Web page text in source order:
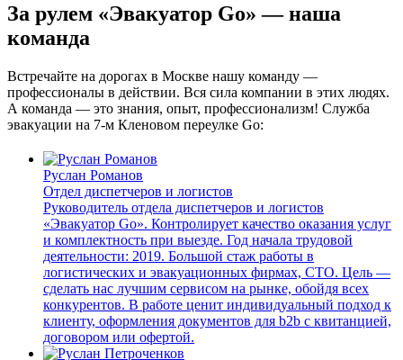
За рулем «Эвакуатор Go» — наша
команда
Встречайте на дорогах в Москве нашу команду —
профессионалы в действии. Вся сила компании в этих людях.
А команда — это знания, опыт, профессионализм! Служба
эвакуации на 7-м Кленовом переулке Go:
Руслан Романов
Отдел диспетчеров и логистов
Руководитель отдела диспетчеров и логистов
«Эвакуатор Go». Контролирует качество оказания услуг
и комплектность при выезде. Год начала трудовой
деятельности: 2019. Большой стаж работы в
логистических и эвакуационных фирмах, СТО. Цель —
сделать нас лучшим сервисом на рынке, обойдя всех
конкурентов. В работе ценит индивидуальный подход к
клиенту, оформления документов для b2b с квитанцией,
договором или офертой.